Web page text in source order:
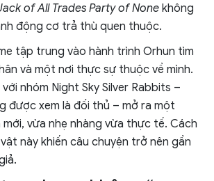
of All Trades Party of None không
động cơ trả thù quen thuộc.
tập trung vào hành trình Orhun tìm
và một nơi thực sự thuộc về mình.
nhóm Night Sky Silver Rabbits –
được xem là đối thủ – mở ra một
vừa nhẹ nhàng vừa thực tế. Cách
này khiến câu chuyện trở nên gần